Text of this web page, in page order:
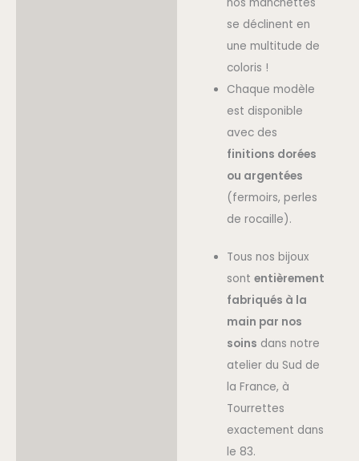
se déclinent en
une multitude de
coloris !
Chaque modèle
est disponible
avec des
finitions dorées
ou argentées
(fermoirs, perles
de rocaille).
Tous nos bijoux
sont entièrement
fabriqués à la
main par nos
soins dans notre
atelier du Sud de
la France, à
Tourrettes
exactement dans
le 83.